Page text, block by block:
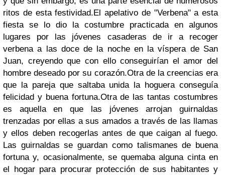
ritos de esta festividad. El apelativo de "Verbena" a esta
fiesta se lo dio la costumbre practicada en algunos
lugares por las jóvenes casaderas de ir a recoger
verbena a las doce de la noche en la víspera de San
Juan, creyendo que con ello conseguirían el amor del
hombre deseado por su corazón.Otra de la creencias era
que la pareja que saltaba unida la hoguera conseguía
felicidad y buena fortuna.Otra de las tantas costumbres
es aquella en que las jóvenes arrojan guirnaldas
trenzadas por ellas a sus amados a través de las llamas
y ellos deben recogerlas antes de que caigan al fuego.
Las guirnaldas se guardan como talismanes de buena
fortuna y, ocasionalmente, se quemaba alguna cinta en
el hogar para procurar protección de sus habitantes y